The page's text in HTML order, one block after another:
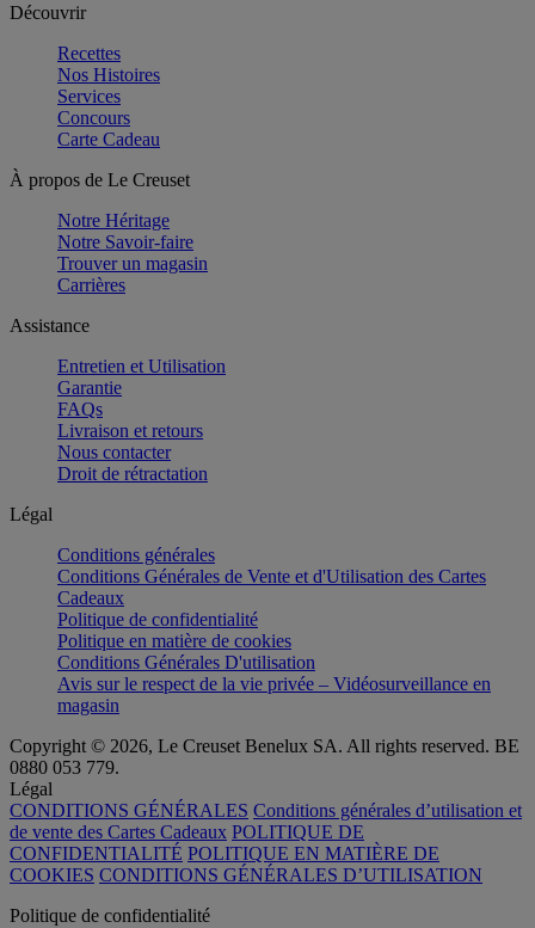
Découvrir
Recettes
Nos Histoires
Services
Concours
Carte Cadeau
À propos de Le Creuset
Notre Héritage
Notre Savoir-faire
Trouver un magasin
Carrières
Assistance
Entretien et Utilisation
Garantie
FAQs
Livraison et retours
Nous contacter
Droit de rétractation
Légal
Conditions générales
Conditions Générales de Vente et d'Utilisation des Cartes
Cadeaux
Politique de confidentialité
Politique en matière de cookies
Conditions Générales D'utilisation
Avis sur le respect de la vie privée – Vidéosurveillance en
magasin
Copyright © 2026, Le Creuset Benelux SA. All rights reserved. BE
0880 053 779.
Légal
CONDITIONS GÉNÉRALES Conditions générales d’utilisation et
de vente des Cartes Cadeaux POLITIQUE DE
CONFIDENTIALITÉ POLITIQUE EN MATIÈRE DE
COOKIES CONDITIONS GÉNÉRALES D’UTILISATION
Politique de confidentialité